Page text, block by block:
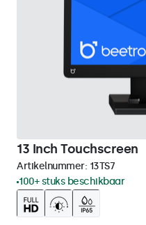
13 Inch Touchscreen
Artikelnummer: 13TS7
100+ stuks beschikbaar